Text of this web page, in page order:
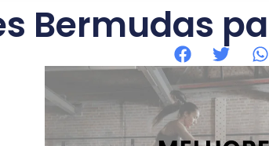
Bermudas
Home Blog